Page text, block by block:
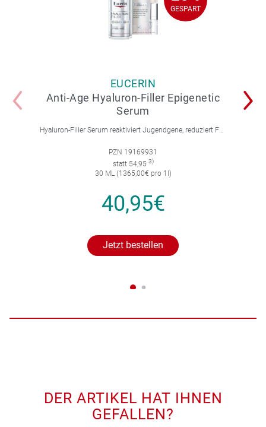
GESPART
GESPART
EUCERIN
Anti-Age Hyaluron-Filler Epigenetic
Serum
Hyaluron-Filler Serum reaktiviert Jugendgene, reduziert Falten und feine Linien, spendet intensive Feuchtigkeit und strafft die Gesichtskonturen.
PZN 19169931
statt 54,95 3)
30 ML (1365,00€ pro 1l)
40,95€
Jetzt bestellen
DER ARTIKEL HAT IHNEN
GEFALLEN?